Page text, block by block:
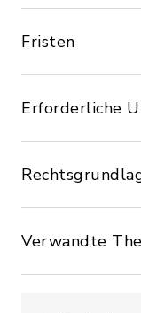
Fristen
Erforderliche
Verwandte